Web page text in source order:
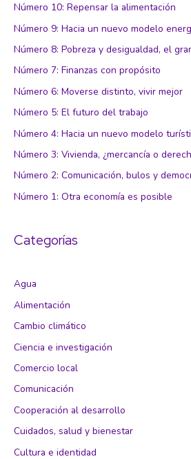
Número 10: Repensar la alimentación
Número 9: Hacia un nuevo modelo
Número 8: Pobreza y desigualdad, el
Número 7: Finanzas con propósito
Número 6: Moverse distinto, vivir mejor
Número 5: El futuro del trabajo
Número 4: Hacia un nuevo modelo
Número 3: Vivienda, ¿mercancía o
Número 2: Comunicación, bulos y
Número 1: Otra economía es posible
Categorías
Agua
Alimentación
Cambio climático
Ciencia e investigación
Comercio local
Comunicación
Cooperación al desarrollo
Cuidados, salud y bienestar
Cultura e identidad